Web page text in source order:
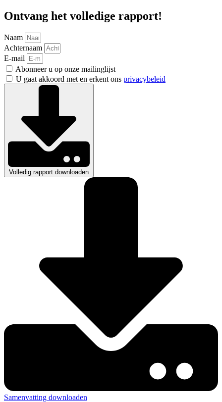
Ontvang het volledige rapport!
Naam
Achternaam
E-mail
Abonneer u op onze mailinglijst
U gaat akkoord met en erkent ons privacybeleid
Volledig rapport downloaden
Samenvatting downloaden